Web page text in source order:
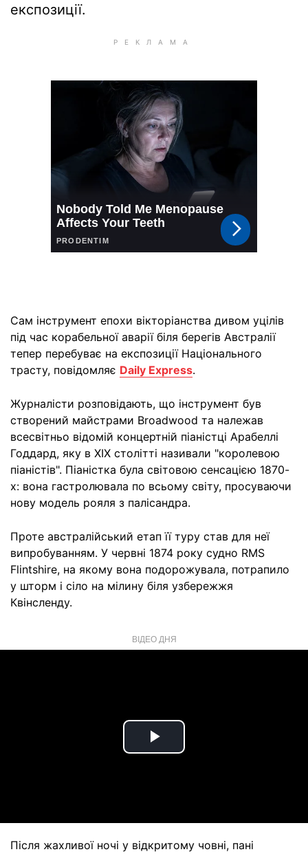
експозиції.
Сам інструмент епохи вікторіанства дивом уцілів
під час корабельної аварії біля берегів Австралії
тепер перебуває на експозиції Національного
трасту, повідомляє Daily Express.
Журналісти розповідають, що інструмент був
створений майстрами Broadwood та належав
всесвітньо відомій концертній піаністці Арабеллі
Годдард, яку в XIX столітті називали "королевою
піаністів". Піаністка була світовою сенсацією 1870-
х: вона гастролювала по всьому світу, просуваючи
нову модель рояля з палісандра.
Проте австралійський етап її туру став для неї
випробуванням. У червні 1874 року судно RMS
Flintshire, на якому вона подорожувала, потрапило
у шторм і сіло на мілину біля узбережжя
Квінсленду.
ВІДЕО ДНЯ
Play
Після жахливої ночі у відкритому човні, пані